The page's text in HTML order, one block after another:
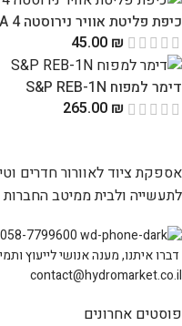
כיפת פליטת אוויר נירוסטה 4 VLA
45.00 ₪
דימר למפוח S&P REB-1N
265.00 ₪
אספקת ציוד לאוורור חדרים
לתעשייה ולבית ממיטב החברות
058-7799600
דברו איתנו, מענה אנושי לייעוץ
contact@hydromarket.co.il
פוסטים אחרונים